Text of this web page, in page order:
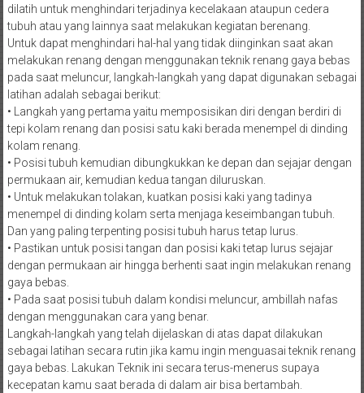
dilatih untuk menghindari terjadinya kecelakaan ataupun cedera
tubuh atau yang lainnya saat melakukan kegiatan berenang.
Untuk dapat menghindari hal-hal yang tidak diinginkan saat akan
melakukan renang dengan menggunakan teknik renang gaya bebas
pada saat meluncur, langkah-langkah yang dapat digunakan sebagai
latihan adalah sebagai berikut:
• Langkah yang pertama yaitu memposisikan diri dengan berdiri di
tepi kolam renang dan posisi satu kaki berada menempel di dinding
kolam renang.
• Posisi tubuh kemudian dibungkukkan ke depan dan sejajar dengan
permukaan air, kemudian kedua tangan diluruskan.
• Untuk melakukan tolakan, kuatkan posisi kaki yang tadinya
menempel di dinding kolam serta menjaga keseimbangan tubuh.
Dan yang paling terpenting posisi tubuh harus tetap lurus.
• Pastikan untuk posisi tangan dan posisi kaki tetap lurus sejajar
dengan permukaan air hingga berhenti saat ingin melakukan renang
gaya bebas.
• Pada saat posisi tubuh dalam kondisi meluncur, ambillah nafas
dengan menggunakan cara yang benar.
Langkah-langkah yang telah dijelaskan di atas dapat dilakukan
sebagai latihan secara rutin jika kamu ingin menguasai teknik renang
gaya bebas. Lakukan Teknik ini secara terus-menerus supaya
kecepatan kamu saat berada di dalam air bisa bertambah.